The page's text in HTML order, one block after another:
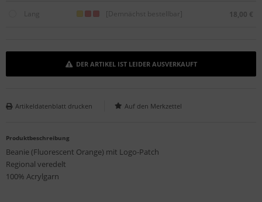
Lang [Demnächst bestellbar] 18,00 €
DER ARTIKEL IST LEIDER AUSVERKAUFT
Artikeldatenblatt drucken
Produktbeschreibung
Beanie (Fluorescent Orange) mit Logo-Patch
Regional veredelt
100% Acrylgarn